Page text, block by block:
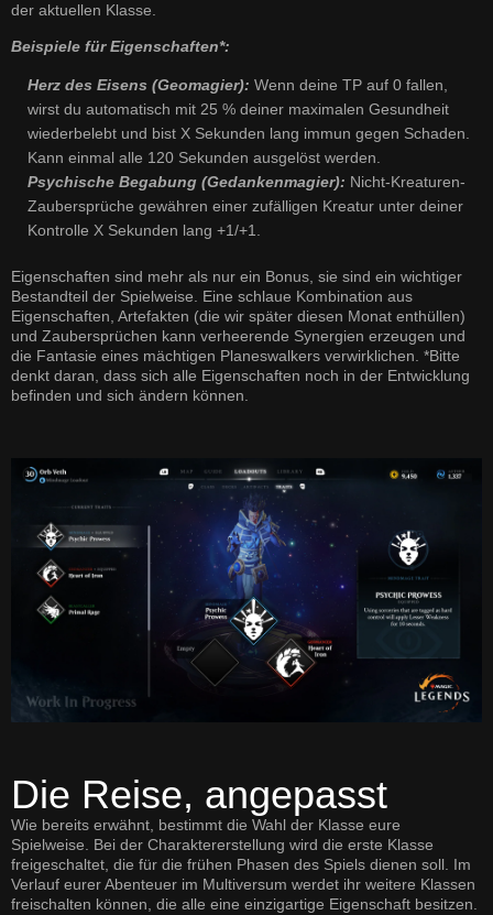
der aktuellen Klasse.
Beispiele für Eigenschaften*:
Herz des Eisens (Geomagier): Wenn deine TP auf 0 fallen,
wirst du automatisch mit 25 % deiner maximalen Gesundheit
wiederbelebt und bist X Sekunden lang immun gegen Schaden.
Kann einmal alle 120 Sekunden ausgelöst werden.
Psychische Begabung (Gedankenmagier): Nicht-Kreaturen-
Zaubersprüche gewähren einer zufälligen Kreatur unter deiner
Kontrolle X Sekunden lang +1/+1.
Eigenschaften sind mehr als nur ein Bonus, sie sind ein wichtiger
Bestandteil der Spielweise. Eine schlaue Kombination aus
Eigenschaften, Artefakten (die wir später diesen Monat enthüllen)
und Zaubersprüchen kann verheerende Synergien erzeugen und
die Fantasie eines mächtigen Planeswalkers verwirklichen. *Bitte
denkt daran, dass sich alle Eigenschaften noch in der Entwicklung
befinden und sich ändern können.
Die Reise, angepasst
Wie bereits erwähnt, bestimmt die Wahl der Klasse eure
Spielweise. Bei der Charaktererstellung wird die erste Klasse
freigeschaltet, die für die frühen Phasen des Spiels dienen soll. Im
Verlauf eurer Abenteuer im Multiversum werdet ihr weitere Klassen
freischalten können, die alle eine einzigartige Eigenschaft besitzen.